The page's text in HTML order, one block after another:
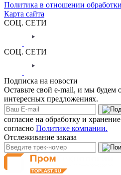
Политика в отношении
Карта сайта
СОЦ. СЕТИ
СОЦ. СЕТИ
Подписка на новости
Оставьте свой e-mail, и мы будем
интересных предложениях.
согласие на обработку и
согласно Политике компании.
Отслеживание заказа